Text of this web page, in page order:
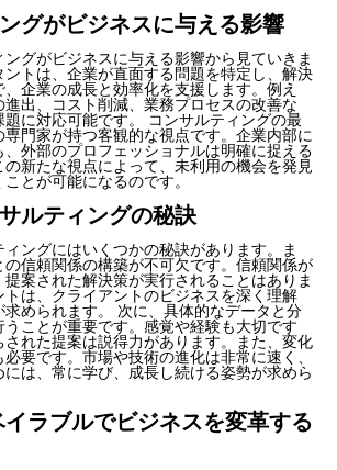
グがビジネスに与える影響
ングがビジネスに与える影響から見ていきま
ントは、企業が直面する問題を特定し、解決
企業の成長と効率化を支援します。例え
進出、コスト削減、業務プロセスの改善な
題に対応可能です。 コンサルティングの最
門家が持つ客観的な視点です。企業内部に
、外部のプロフェッショナルは明確に捉える
の新たな視点によって、未利用の機会を発見
とが可能になるのです。
ルティングの秘訣
ングにはいくつかの秘訣があります。ま
信頼関係の構築が不可欠です。信頼関係が
案された解決策が実行されることはありま
は、クライアントのビジネスを深く理解
求められます。 次に、具体的なデータと分
ことが重要です。感覚や経験も大切です
れた提案は説得力があります。また、変化
要です。市場や技術の進化は非常に速く、
は、常に学び、成長し続ける姿勢が求めら
ラブルでビジネスを変革する